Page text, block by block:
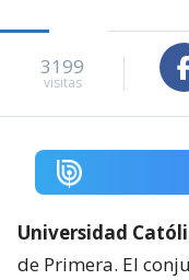
3199
visitas
Universidad
de Primera. El